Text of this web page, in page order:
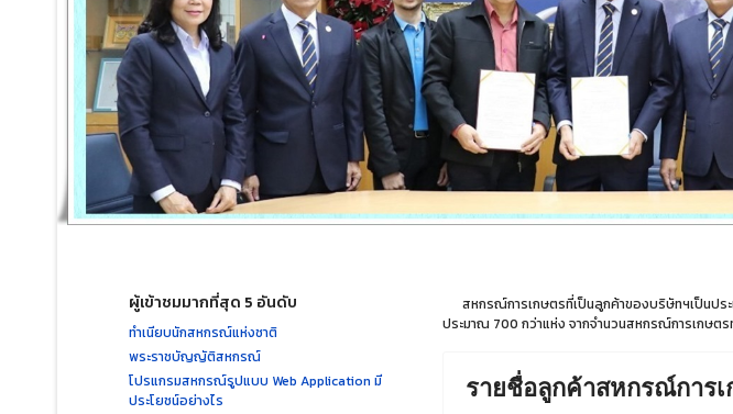
ผู้เข้าชมมากที่สุด 5 อันดับ
ทำเนียบนักสหกรณ์แห่งชาติ
พระราชบัญญัติสหกรณ์
โปรแกรมสหกรณ์รูปแบบ Web Application มี
ประโยชน์อย่างไร
สหกรณ์การเกษตรที่เป็นลูกค้าของบริษัทฯเป็นปร
ประมาณ 700 กว่าแห่ง จากจำนวนสหกรณ์การเกษต
รายชื่อลูกค้าสหกรณ์การเ